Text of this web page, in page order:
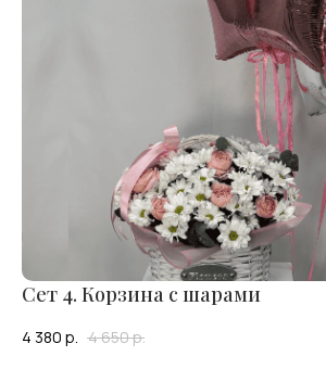
Сет 4. Корзина с шарами
4 380 р. 4 650р.